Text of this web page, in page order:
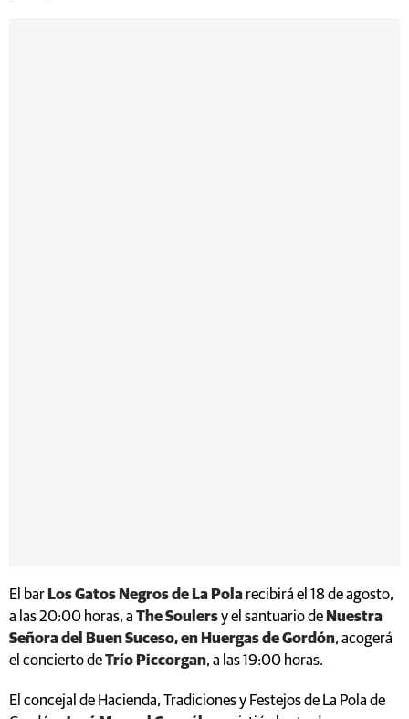
El bar Los Gatos Negros de La Pola recibirá el 18 de agosto,
a las 20:00 horas, a The Soulersy el santuario de Nuestra
Señora del Buen Suceso, en Huergas de Gordón, acogerá
el concierto deTrío Piccorgan, a las 19:00 horas.
El concejal de Hacienda, Tradiciones y Festejos de La Pola de